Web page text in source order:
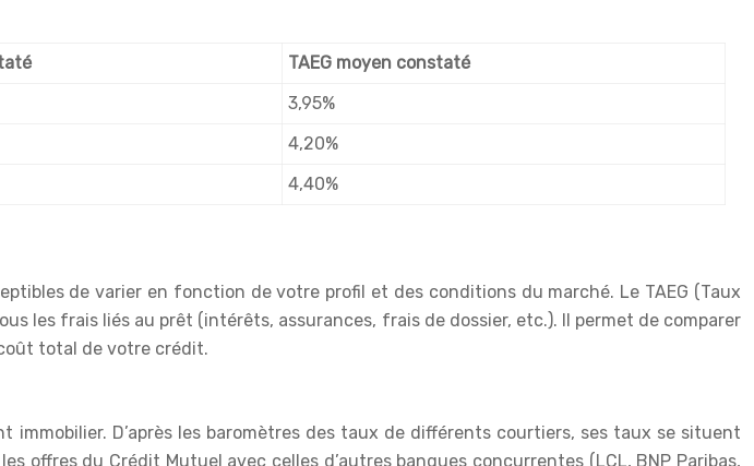
TAEG moyen constaté
3,95%
4,20%
4,40%
de varier en fonction de votre profil et des conditions du marché. Le TAEG (Taux
les frais liés au prêt (intérêts, assurances, frais de dossier, etc.). Il permet de comparer
total de votre crédit.
D’après les baromètres des taux de différents courtiers, ses taux se situent
offres du Crédit Mutuel avec celles d’autres banques concurrentes (LCL, BNP Paribas,